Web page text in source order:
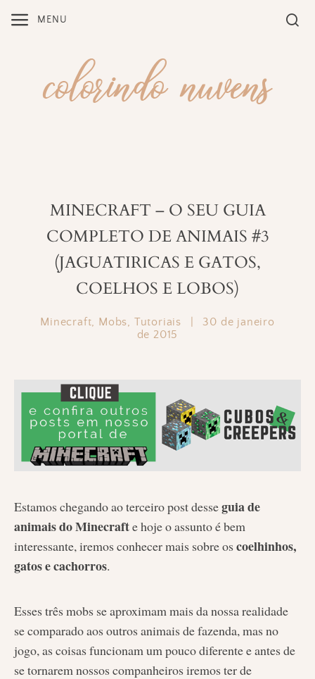
MENU
MINECRAFT – O SEU GUIA
COMPLETO DE ANIMAIS #3
(JAGUATIRICAS E GATOS,
COELHOS E LOBOS)
Minecraft, Mobs, Tutoriais
30 de janeiro
de 2015
Estamos chegando ao terceiro post desseguia de
animais do Minecrafte hoje o assunto é bem
interessante, iremos conhecer mais sobre os coelhinhos,
gatos e cachorros.
Esses três mobs se aproximam mais da nossa realidade
se comparado aos outros animais de fazenda, mas no
jogo, as coisas funcionam um pouco diferente e antes de
se tornarem nossos companheiros iremos ter de